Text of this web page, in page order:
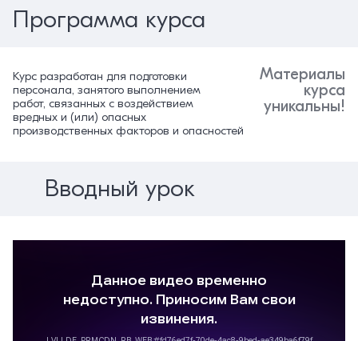
Программа курса
Материалы
курса
уникальны!
Курс разработан для подготовки
персонала, занятого выполнением
работ, связанных с воздействием
вредных и (или) опасных
производственных факторов и опасностей
Вводный урок